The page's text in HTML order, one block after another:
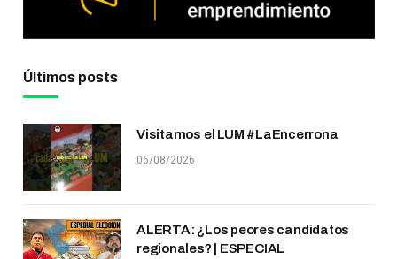
Últimos posts
Visitamos el LUM #LaEncerrona
06/08/2026
ALERTA: ¿Los peores candidatos
regionales? | ESPECIAL